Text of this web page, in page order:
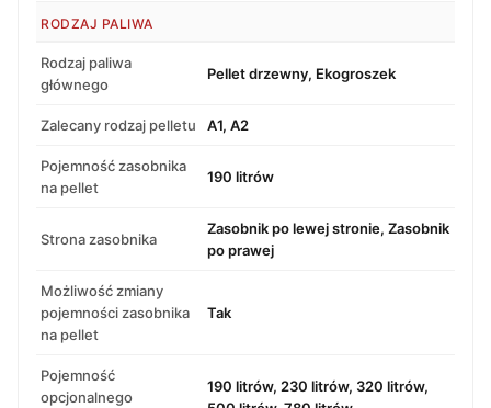
RODZAJ PALIWA
Rodzaj paliwa
głównego
Pellet drzewny, Ekogroszek
Zalecany rodzaj pelletu A1, A2
Pojemność zasobnika
na pellet
190 litrów
Strona zasobnika
Zasobnik po lewej stronie, Zasobnik
po prawej
Możliwość zmiany
pojemności zasobnika
na pellet
Tak
Pojemność
opcjonalnego
190 litrów, 230 litrów, 320 litrów,